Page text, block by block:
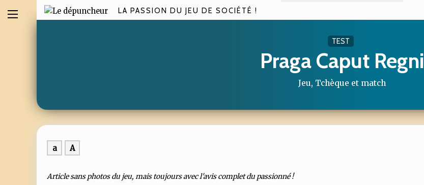
LA PASSION DU JEU DE SOCIÉTÉ !
TEST
Praga Caput Regni
Jeu, Tchèque et match
a A
Article sans photos du jeu, mais toujours avec l'avis complet du passionné !